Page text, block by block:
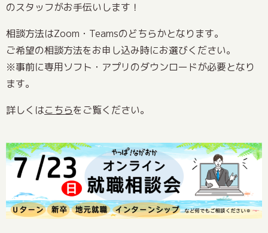
のスタッフがお手伝いします！
相談方法はZoom・Teamsのどちらかとなります。
ご希望の相談方法をお申し込み時にお選びください。
※事前に専用ソフト・アプリのダウンロードが必要となり
ます。
詳しくはこちらをご覧ください。